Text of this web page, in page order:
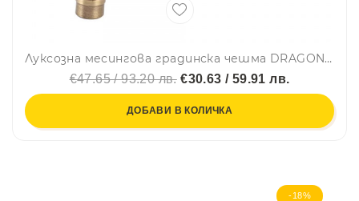
Луксозна месингова градинска чешма DRAGON висок клас изделие - месинг, ретро, винтидж, 1/2
€47.65 / 93.20 лв.€30.63 / 59.91 лв.
ДОБАВИ В КОЛИЧКА
-18%